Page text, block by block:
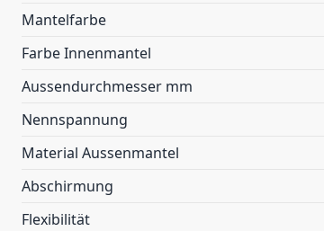
Mantelfarbe
Farbe Innenmantel
Aussendurchmesser mm
Nennspannung
Material Aussenmantel
Abschirmung
Flexibilität